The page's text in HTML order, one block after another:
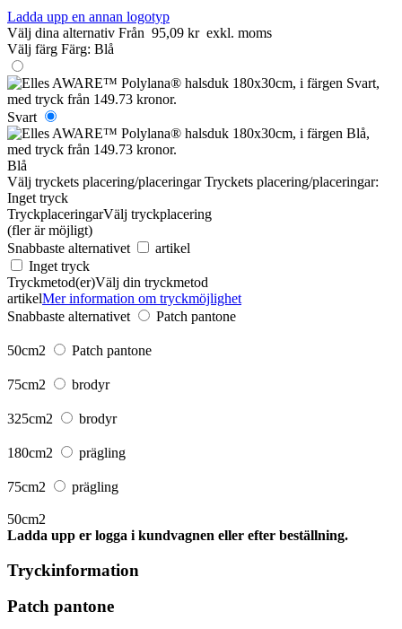
Ladda upp en annan logotyp
Välj dina alternativ Från 95,09 kr exkl. moms
Välj färg Färg: Blå
Svart
Blå
Välj tryckets placering/placeringar Tryckets placering/placeringar:
Inget tryck
TryckplaceringarVälj tryckplacering
(fler är möjligt)
Snabbaste alternativet
artikel
Inget tryck
Tryckmetod(er)Välj din tryckmetod
artikelMer information om tryckmöjlighet
Snabbaste alternativet
Patch pantone
50cm2 Patch pantone
75cm2 brodyr
325cm2 brodyr
180cm2 prägling
75cm2 prägling
50cm2
Ladda upp er logga i kundvagnen eller efter beställning.
Tryckinformation
Patch pantone